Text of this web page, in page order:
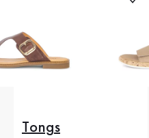
Tongs